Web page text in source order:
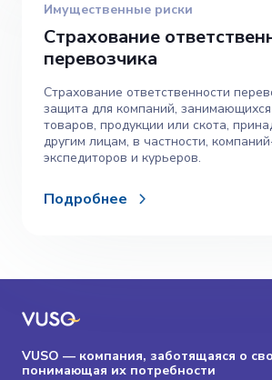
Имущественные риски
Страхование
перевозчика
Страхование ответственности
защита для компаний,
товаров, продукции или скота,
другим лицам, в частности,
экспедиторов и курьеров.
Подробнее
VUSO — компания, заботящаяся о
понимающая их потребности